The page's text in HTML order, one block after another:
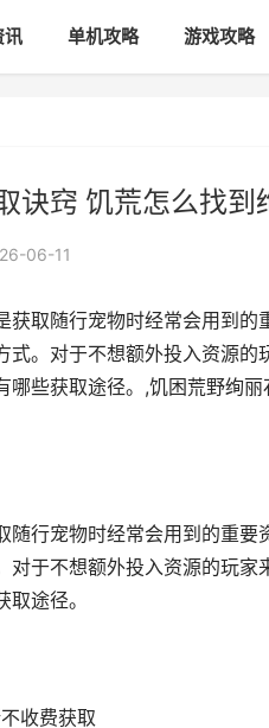
讯 单机攻略 游戏攻略
诀窍 饥荒怎么找到
06-11
获取随行宠物时经常会用到
式。对于不想额外投入资源
哪些获取途径。,饥困荒野绚
随行宠物时经常会用到的重
对于不想额外投入资源的玩
途径。
收费获取